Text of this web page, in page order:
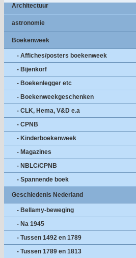
Architectuur
astronomie
Boekenweek
- Affiches/posters boekenweek
- Bijenkorf
- Boekenlegger etc
- Boekenweekgeschenken
- CLK, Hema, V&D e.a
- CPNB
- Kinderboekenweek
- Magazines
- NBLC/CPNB
- Spannende boek
Geschiedenis Nederland
- Bellamy-beweging
- Na 1945
- Tussen 1492 en 1789
- Tussen 1789 en 1813